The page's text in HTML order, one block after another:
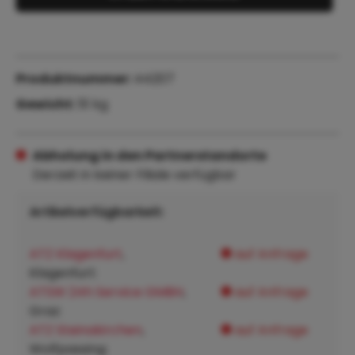
Abholung in den Partnerstandorte
Derzeit in keiner Filiale verfügbar
Artikelverfügbarkeit:
ATZ Klagenfurt
Klagenfurt:
auf Anfrage
ATSW 24h Service GMBH auf Anfrage
ATZ Steinakirchen
Wolfpassing:
auf Anfrage
Produktnummer:
Gewicht:
51 kg